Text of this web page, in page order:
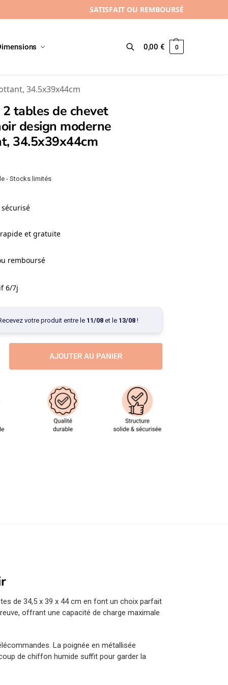
SATISFAIT OU REMBOURSÉ
Recherche 0,00€ 0
34.5x39x44cm
tables de chevet
design moderne
34.5x39x44cm
- Stocks limités
et gratuite
remboursé
6/7j
votre produit entre le 11/08et le 13/08!
AJOUTER AU PANIER
de 34,5 x 39 x 44 cm en font un choix parfait
offrant une capacité de charge maximale
La poignée en métallisée
de chiffon humide suffit pour garder la